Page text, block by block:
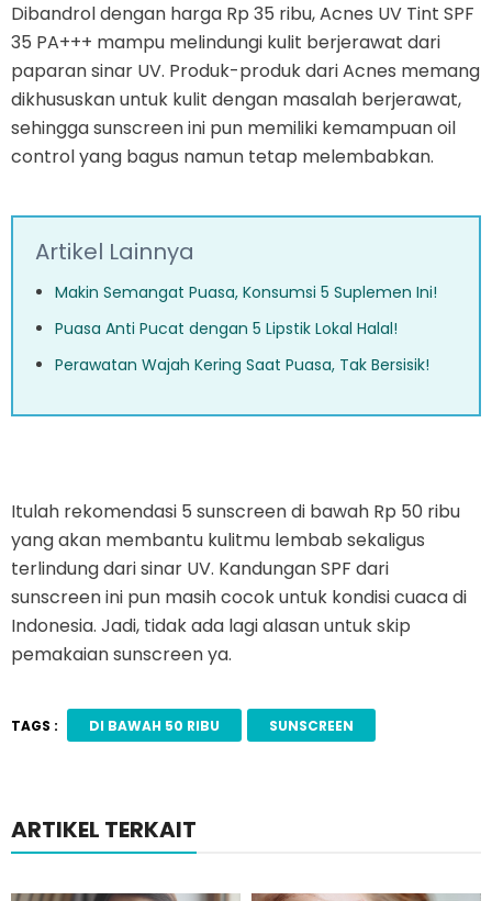
Dibandrol dengan harga Rp 35 ribu, Acnes UV Tint SPF
35 PA+++ mampu melindungi kulit berjerawat dari
paparan sinar UV. Produk-produk dari Acnes memang
dikhususkan untuk kulit dengan masalah berjerawat,
sehingga sunscreen ini pun memiliki kemampuan oil
control yang bagus namun tetap melembabkan.
Artikel Lainnya
Makin Semangat Puasa, Konsumsi 5 Suplemen Ini!
Puasa Anti Pucat dengan 5 Lipstik Lokal Halal!
Perawatan Wajah Kering Saat Puasa, Tak Bersisik!
Itulah rekomendasi 5 sunscreen di bawah Rp 50 ribu
yang akan membantu kulitmu lembab sekaligus
terlindung dari sinar UV. Kandungan SPF dari
sunscreen ini pun masih cocok untuk kondisi cuaca di
Indonesia. Jadi, tidak ada lagi alasan untuk skip
pemakaian sunscreen ya.
TAGS : DI BAWAH 50 RIBU SUNSCREEN
ARTIKEL TERKAIT